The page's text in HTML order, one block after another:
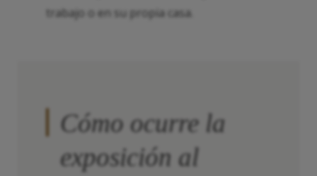
trabajo o en su propia casa.
Cómo ocurre la
exposición al